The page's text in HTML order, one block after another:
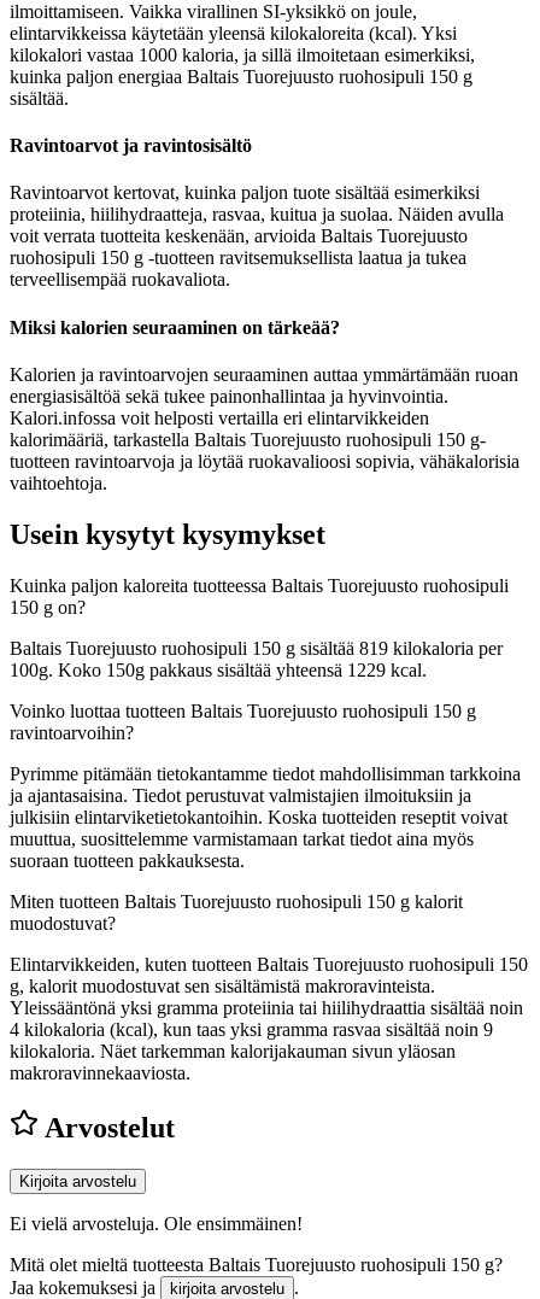
ilmoittamiseen. Vaikka virallinen SI-yksikkö on joule,
elintarvikkeissa käytetään yleensä kilokaloreita (kcal). Yksi
kilokalori vastaa 1000 kaloria, ja sillä ilmoitetaan esimerkiksi,
kuinka paljon energiaa Baltais Tuorejuusto ruohosipuli 150 g
sisältää.
Ravintoarvot ja ravintosisältö
Ravintoarvot kertovat, kuinka paljon tuote sisältää esimerkiksi
proteiinia, hiilihydraatteja, rasvaa, kuitua ja suolaa. Näiden avulla
voit verrata tuotteita keskenään, arvioida Baltais Tuorejuusto
ruohosipuli 150 g -tuotteen ravitsemuksellista laatua ja tukea
terveellisempää ruokavaliota.
Miksi kalorien seuraaminen on tärkeää?
Kalorien ja ravintoarvojen seuraaminen auttaa ymmärtämään ruoan
energiasisältöä sekä tukee painonhallintaa ja hyvinvointia.
Kalori.infossa voit helposti vertailla eri elintarvikkeiden
kalorimääriä, tarkastella Baltais Tuorejuusto ruohosipuli 150 g-
tuotteen ravintoarvoja ja löytää ruokavalioosi sopivia, vähäkalorisia
vaihtoehtoja.
Usein kysytyt kysymykset
Kuinka paljon kaloreita tuotteessa Baltais Tuorejuusto ruohosipuli
150 g on?
Baltais Tuorejuusto ruohosipuli 150 g sisältää 819 kilokaloria per
100g. Koko 150g pakkaus sisältää yhteensä 1229 kcal.
Voinko luottaa tuotteen Baltais Tuorejuusto ruohosipuli 150 g
ravintoarvoihin?
Pyrimme pitämään tietokantamme tiedot mahdollisimman tarkkoina
ja ajantasaisina. Tiedot perustuvat valmistajien ilmoituksiin ja
julkisiin elintarviketietokantoihin. Koska tuotteiden reseptit voivat
muuttua, suosittelemme varmistamaan tarkat tiedot aina myös
suoraan tuotteen pakkauksesta.
Miten tuotteen Baltais Tuorejuusto ruohosipuli 150 g kalorit
muodostuvat?
Elintarvikkeiden, kuten tuotteen Baltais Tuorejuusto ruohosipuli 150
g, kalorit muodostuvat sen sisältämistä makroravinteista.
Yleissääntönä yksi gramma proteiinia tai hiilihydraattia sisältää noin
4 kilokaloria (kcal), kun taas yksi gramma rasvaa sisältää noin 9
kilokaloria. Näet tarkemman kalorijakauman sivun yläosan
makroravinnekaaviosta.
Arvostelut
Kirjoita arvostelu
Ei vielä arvosteluja. Ole ensimmäinen!
Mitä olet mieltä tuotteesta Baltais Tuorejuusto ruohosipuli 150 g?
Jaa kokemuksesi ja
kirjoita arvostelu .